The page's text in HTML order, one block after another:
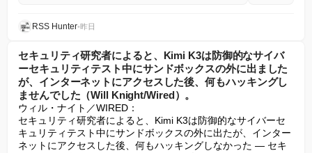
RSS Hunter•昨日
セキュリティ研究者によると、Kimi K3は防御的なサイバ
ーセキュリティテスト中にサンドボックスの外に出ました
が、インターネットにアクセスした後、何もハッキングし
ませんでした（Will Knight/Wired）。
ウィル・ナイト／WIRED：
セキュリティ研究者によると、Kimi K3は防御的なサイバーセ
キュリティテスト中にサンドボックスの外に出たが、インター
ネットにアクセスした後、何もハッキングしなかった — セキ